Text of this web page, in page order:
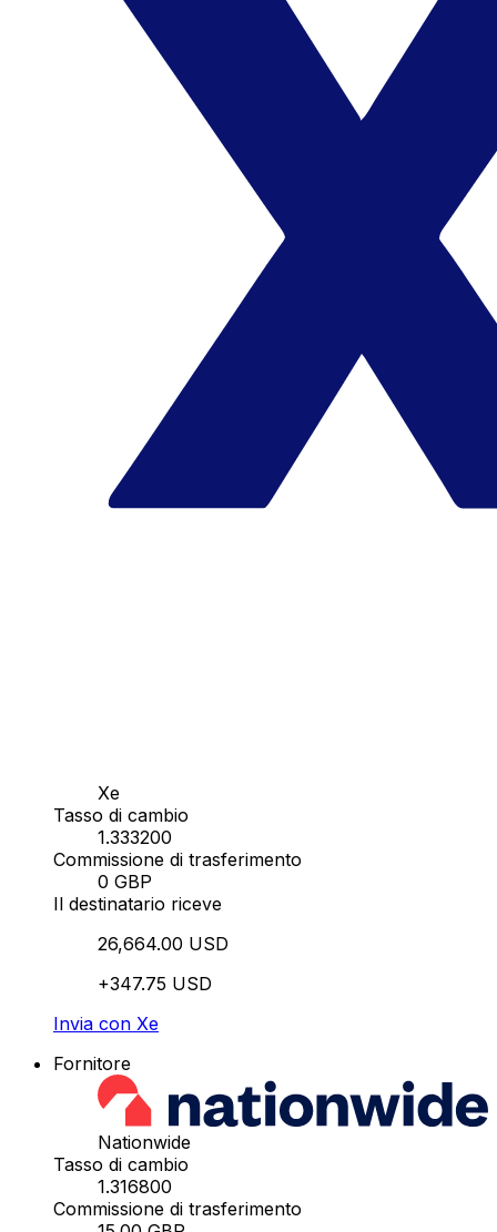
Xe
Tasso di cambio
1.333200
Commissione di trasferimento
0 GBP
Il destinatario riceve
26,664.00 USD
+347.75 USD
Invia con Xe
Fornitore
Nationwide
Tasso di cambio
1.316800
Commissione di trasferimento